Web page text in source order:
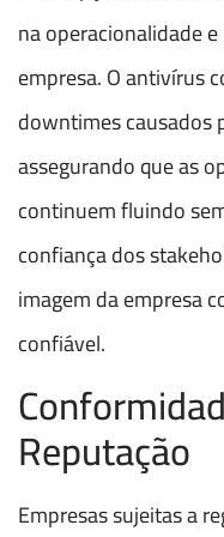
na operacionalidade
empresa. O antivírus
downtimes causados
assegurando que as
continuem fluindo
confiança dos
imagem da empresa
confiável.
Reputação
Empresas sujeitas a